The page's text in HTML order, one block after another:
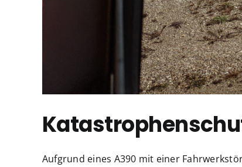
Aufgrund eines A390 mit einer